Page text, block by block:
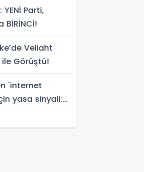
YENİ Parti,
BİRİNCİ!
Veliaht
ile Görüştü!
'internet
yasa sinyali: